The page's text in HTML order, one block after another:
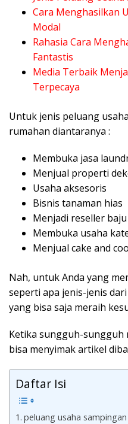
Cara Menghasilkan
Modal
Rahasia Cara
Fantastis
Media Terbaik
Terpecaya
Untuk jenis peluang
rumahan diantaranya :
Membuka jasa
Menjual properti
Usaha aksesoris
Bisnis tanaman hias
Menjadi reseller baju
Membuka usaha
Menjual cake and
Nah, untuk Anda yang
seperti apa jenis-jenis
yang bisa saja meraih
Ketika sungguh-sungguh
bisa menyimak artikel
Daftar Isi
peluang usaha